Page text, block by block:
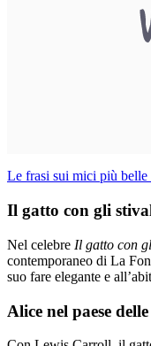
Le frasi sui mici più belle
Il gatto con gli
Nel celebre Il gatto con
contemporaneo di La
suo fare elegante e
Alice nel paese